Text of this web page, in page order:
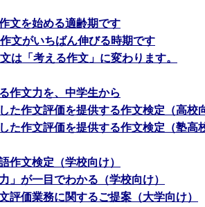
文を始める適齢期です
文がいちばん伸びる時期です
は「考える作文」に変わります。
作文力を、中学生から
た作文評価を提供する作文検定（高校
た作文評価を提供する作文検定（塾高
作文検定（学校向け）
」が一目でわかる（学校向け）
評価業務に関するご提案（大学向け）